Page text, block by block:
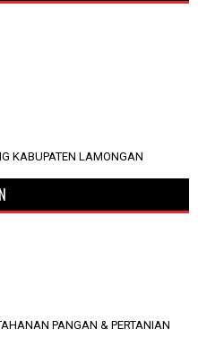
KABUPATEN LAMONGAN
PANGAN & PERTANIAN